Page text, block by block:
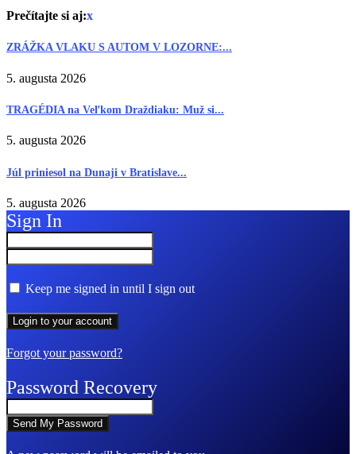
Prečítajte si aj:x
ZRÁŽKA VLAKU S AUTOM V LOZORNE:...
5. augusta 2026
TRAGÉDIA na Veľkom Draždiaku: Muž si...
5. augusta 2026
Júl priniesol na Dunaji v Bratislave...
5. augusta 2026
Sign In
Keep me signed in until I sign out
Forgot your password?
Password Recovery